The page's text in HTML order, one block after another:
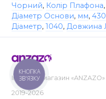
Чорний, Колір Плафона,
Діаметр Основи, мм, 430
Діаметр, 1040, Довжина
Інтернет-магазин «ANZAZO»
2019-2026
КНОПКА
ЗВ'ЯЗКУ